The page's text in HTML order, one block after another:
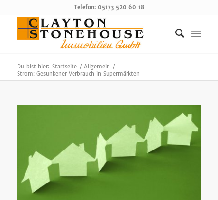
Telefon: 05173 520 60 18
Du bist hier: Startseite / Allgemein /
Strom: Gesunkener Verbrauch in Supermärkten